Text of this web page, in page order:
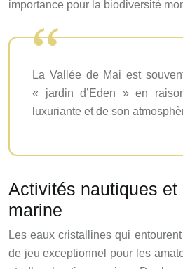
importance pour la biodiversité
La Vallée de Mai est
« jardin d’Eden » en
luxuriante et de son
Activités nautiques et
marine
Les eaux cristallines qui
de jeu exceptionnel pour les